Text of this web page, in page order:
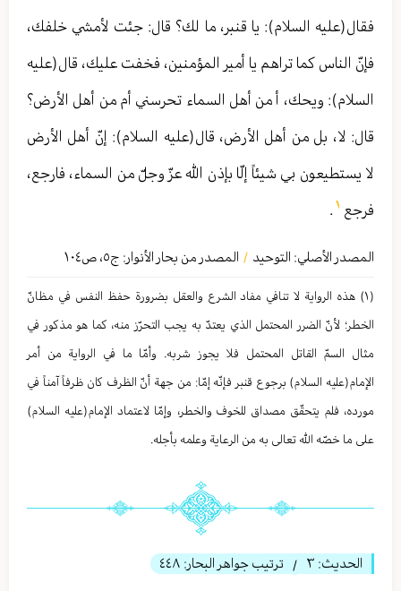
فقال(عليه السلام): يا قنبر، ما لك؟ قال: جئت لأمشي خلفك،
فإنّ الناس كما تراهم يا أمير المؤمنين، فخفت عليك، قال(عليه
السلام): ويحك، أ من أهل السماء تحرسني أم من أهل الأرض؟
قال: لا، بل من أهل الأرض، قال(عليه السلام): إنّ أهل الأرض
لا يستطيعون بي شيئاً إلّا بإذن الله عزّ وجلّ من السماء، فارجع،
فرجع
.
المصدر الأصلي: التوحيد / المصدر من بحار الأنوار: ج٥، ص١٠٤
(١) هذه الرواية لا تنافي مفاد الشرع والعقل بضرورة حفظ النفس في مظانّ
الخطر؛ لأنّ الضرر المحتمل الذي يعتدّ به يجب التحرّز منه، كما هو مذكور في
مثال السمّ القاتل المحتمل فلا يجوز شربه. وأمّا ما في الرواية من أمر
الإمام(عليه السلام) برجوع قنبر فإنّه إمّا: من جهة أنّ الظرف كان ظرفاً آمناً في
مورده، فلم يتحقّق مصداق للخوف والخطر، وإمّا لاعتماد الإمام(عليه السلام)
على ما خصّه الله تعالی به من الرعاية وعلمه بأجله.
الحديث: ٣ / ترتيب جواهر البحار: ٤٤٨